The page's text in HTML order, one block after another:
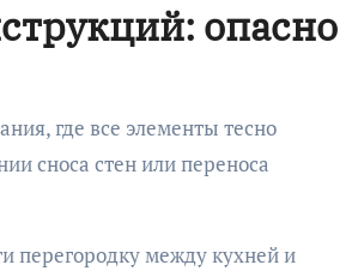
опасно
где все элементы тесно
сноса стен или переноса
перегородку между кухней и